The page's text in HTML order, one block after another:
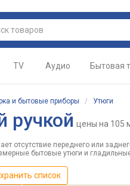
TV Аудио Бытовая
и бытовые приборы / Утюги
ручкой цены на 105
отсутствие переднего или
бытовые утюги и
список